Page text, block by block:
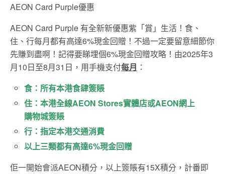
AEON Card Purple優惠
AEON Card Purple 有全新新優惠紫「賞」生活！食、
住、行每月都有高達6%現金回贈！不過一定要留意細節你
先賺到盡啊！記得要睇埋個6%現金回贈攻略！由2025年3
月10日至8月31日，用手機支付每月 ：
食：所有本港食肆簽賬
住：本港全線AEON Stores實體店或AEON網上
購物城簽賬
行：指定本港交通消費
以上三類都有高達6%現金回贈
佢一開始會派AEON積分，以上簽賬有15X積分，計番即